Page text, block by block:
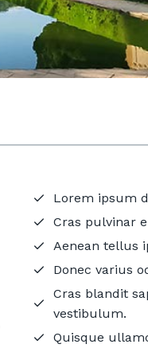
Lorem ipsum
Cras pulvinar
Aenean tellus
Donec varius
Cras blandit
vestibulum.
Quisque